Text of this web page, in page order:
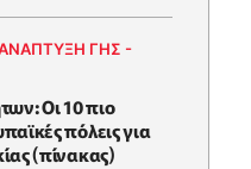
ΓΗΣ -
Οι 10 πιο
πόλεις για
(πίνακας)